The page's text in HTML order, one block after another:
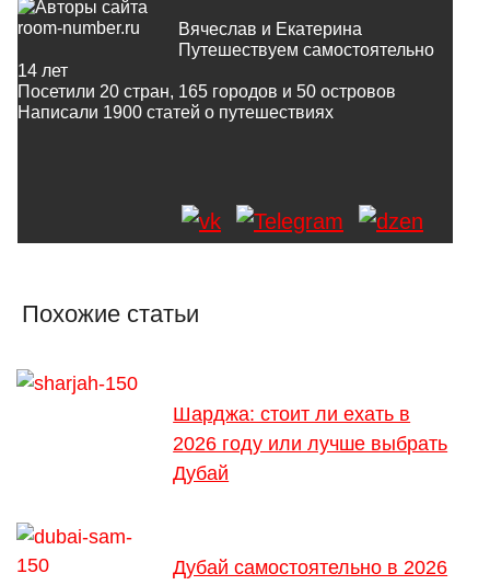
Вячеслав и Екатерина
Путешествуем самостоятельно
14 лет
Посетили 20 стран, 165 городов и 50 островов
Написали 1900 статей о путешествиях
Похожие статьи
Шарджа: стоит ли ехать в
2026 году или лучше выбрать
Дубай
Дубай самостоятельно в 2026